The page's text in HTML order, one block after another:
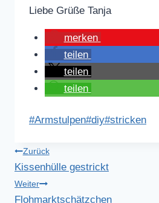
Liebe Grüße Tanja
merken
teilen
teilen
teilen
Schlagworte:
#Armstulpen#diy#stricken
Beitragsnavigation
Zurück
Kissenhülle gestrickt
Weiter
Flohmarktschätzchen